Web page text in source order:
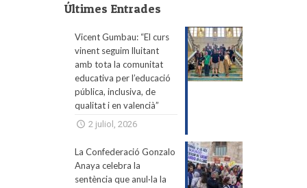
Últimes Entrades
Vicent Gumbau: “El curs
vinent seguim lluitant
amb tota la comunitat
educativa per l’educació
pública, inclusiva, de
qualitat i en valencià”
2 juliol, 2026
La Confederació Gonzalo
Anaya celebra la
sentència que anul·la la